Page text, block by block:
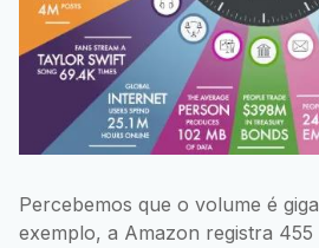
Percebemos que o volume é
exemplo, a Amazon registra 455